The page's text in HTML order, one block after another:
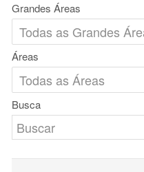
Grandes Áreas
Áreas
Busca